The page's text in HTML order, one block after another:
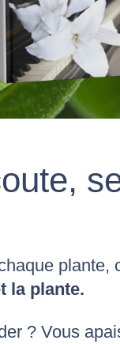
plante,
la plante.
? Vous